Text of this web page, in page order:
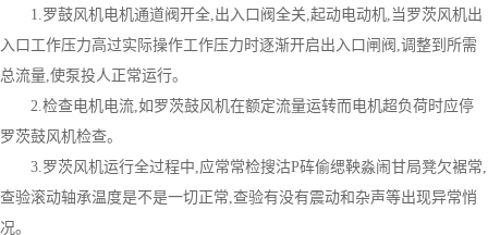
1.罗鼓风机电机通道阀开全,出入口阀全关,起动电动机,当罗茨风机出
入口工作压力高过实际操作工作压力时逐渐开启出入口闸阀,调整到所需
总流量,使泵投人正常运行。
2.检查电机电流,如罗茨鼓风机在额定流量运转而电机超负荷时应停
罗茨鼓风机检查。
3.罗茨风机运行全过程中,应常常检搜沽Ρ砗偷缌鞅淼闹甘局凳欠裾常,
查验滚动轴承温度是不是一切正常,查验有没有震动和杂声等出现异常悄
况。